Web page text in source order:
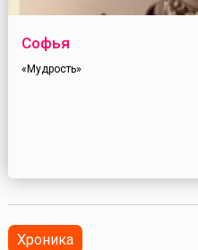
Софья
«Мудрость»
Хроника